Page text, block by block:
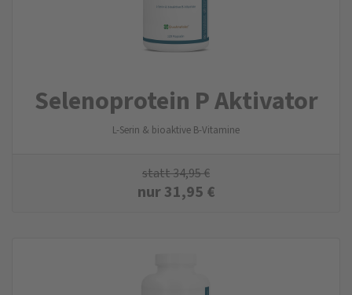
Selenoprotein P Aktivator
L-Serin & bioaktive B-Vitamine
statt34,95€
nur31,95 €